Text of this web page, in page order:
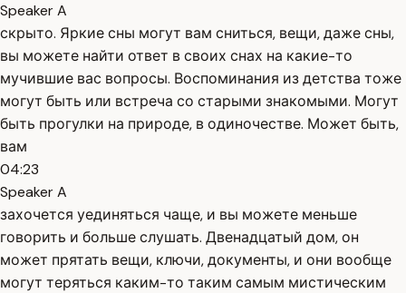
Speaker A
скрыто. Яркие сны могут вам сниться, вещи, даже сны,
вы можете найти ответ в своих снах на какие-то
мучившие вас вопросы. Воспоминания из детства тоже
могут быть или встреча со старыми знакомыми. Могут
быть прогулки на природе, в одиночестве. Может быть,
вам
04:23
Speaker A
захочется уединяться чаще, и вы можете меньше
говорить и больше слушать. Двенадцатый дом, он
может прятать вещи, ключи, документы, и они вообще
могут теряться каким-то таким самым мистическим